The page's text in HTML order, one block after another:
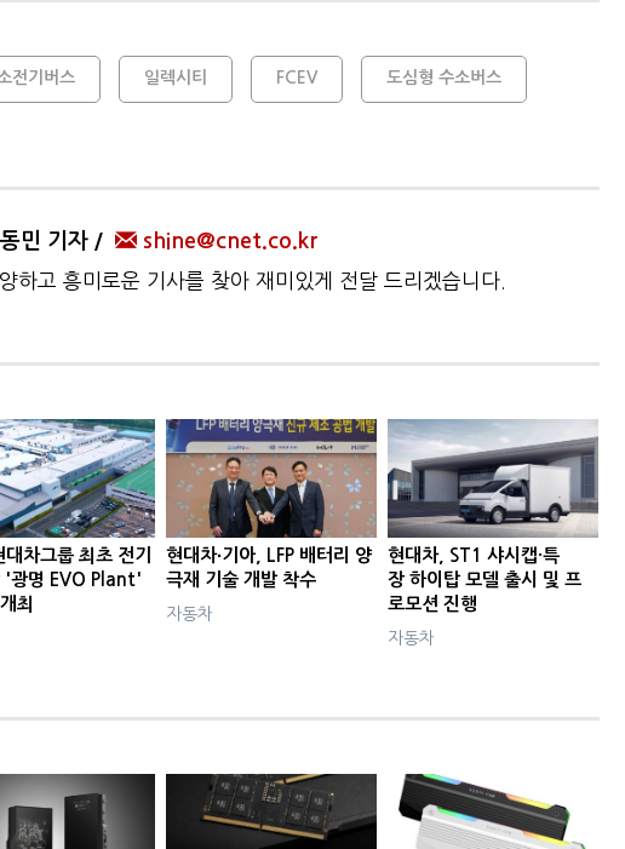
전기버스 일렉시티 FCEV 도심형 수소버스
민 기자 shine@cnet.co.kr
하고 흥미로운 기사를 찾아 재미있게 전달 드리겠습니다.
대차그룹 최초 전기
'광명 EVO Plant'
최
현대차∙기아, LFP 배터리 양
극재 기술 개발 착수
자동차
현대차, ST1 샤시캡·특
장 하이탑 모델 출시 및 프
로모션 진행
자동차